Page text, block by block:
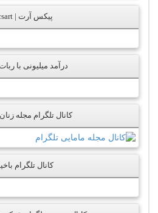
پیکس آرت | picsart
درآمد میلیونی با
کانال تلگرام مجله
کانال تلگرام